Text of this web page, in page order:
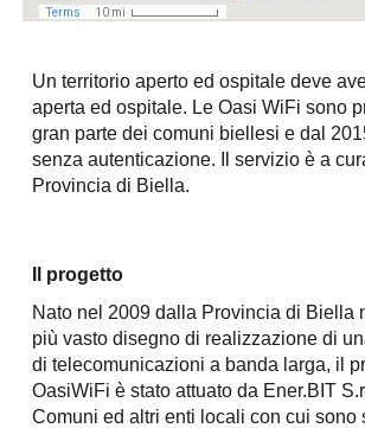
Un territorio aperto ed ospitale deve
aperta ed ospitale. Le Oasi WiFi sono
gran parte dei comuni biellesi e dal
senza autenticazione. Il servizio è a
Provincia di Biella.
Il progetto
Nato nel 2009 dalla Provincia di Biella
più vasto disegno di realizzazione di
di telecomunicazioni a banda larga, il
OasiWiFi è stato attuato da Ener.BIT
Comuni ed altri enti locali con cui sono